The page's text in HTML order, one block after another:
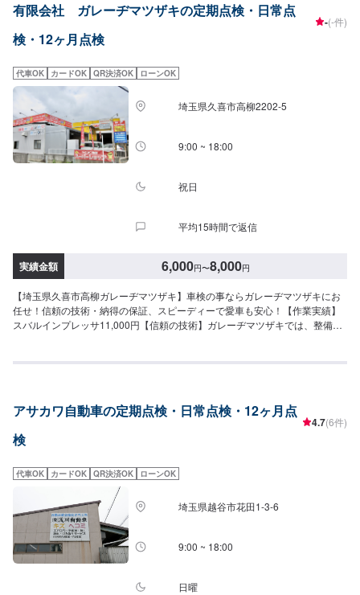
すか？地域とお客さまの安全をお守りするため、国の指導要綱に基づき、適
宜、ご連絡をさせていただきます。<点検料>●国産車：8,800円〜●その他外
車：13,200円〜●メルセデスベンツAMG・BMWM/8・AudiR8・ポルシェ・フ
業がない場合の料金です。<お見積もりは無料です。>実費での修理の場合、
最大の問題は「お客さまの懐具合」を考慮して修理をしなければなりませ
ん。事前に修理後の完成状態をご覧いただければいいのですが、そんなこと
も残念ながらできません。恐縮ではございますが、お客さまにはご来店いた
だき、できるだけ食い違いのないように説明をしっかりさせていただきま
す。<お見積もりには30〜60分程度の時間が必要です>お見積もりには30〜
60分程度の時間が必要となるため、お時間に余裕を持ってご来店ください。
ければ、お客さまご対応の準備をしてお待ち申し上げます。<営業時間・定休
有限会社 ガレーヂマツザキの定期点検・日常点
検・12ヶ月点検
-(-件)
代車OK カードOK QR決済OK ローンOK
埼玉県久喜市高柳2202-5
9:00 ~ 18:00
祝日
平均15時間で返信
実績金額 6,000円〜8,000円
【埼玉県久喜市高柳ガレーヂマツザキ】車検の事ならガレーヂマツザキにお
任せ！信頼の技術・納得の保証、スピーディーで愛車も安心！【作業実績】
スバルインプレッサ11,000円【信頼の技術】ガレーヂマツザキでは、整備士
安心。【納得の保証】車検実施後、不具合や気になる点がございましたら無
にてお問い合わせ【2】お見積り【3】お持ち込み・引き取り【4】正式なお
見積り【5】作業開始【6】納車時のお支払い<代車について>ガレーヂマツザ
キでは、鈑金・塗装・修理等で愛車をお預かりしている間、代車をお貸し致
合もございますので、まずはお気軽にご相談ください。※代車の燃料代はお客
様にご負担いただいております。<定休日・営業時間>定休日：なし営業時
間：9:00~18:00クレジット・QR決済などをご希望の方は事前にお申し付けく
ださい。
アサカワ自動車の定期点検・日常点検・12ヶ月点
検
4.7(6件)
代車OK カードOK QR決済OK ローンOK
埼玉県越谷市花田1-3-6
9:00 ~ 18:00
日曜